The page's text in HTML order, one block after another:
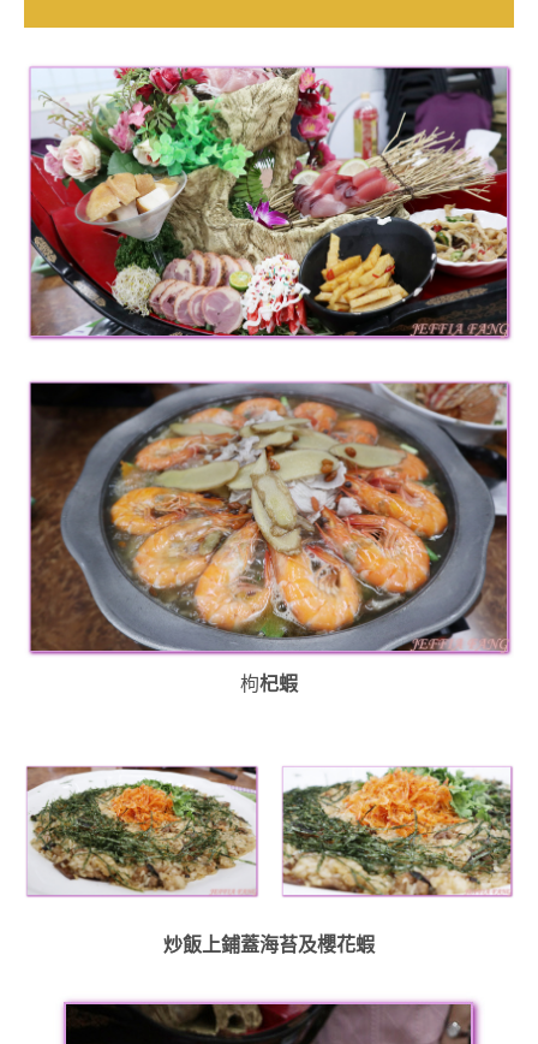
作
達
人
對
象。
★
枸杞蝦
炒飯上鋪蓋海苔及櫻花蝦